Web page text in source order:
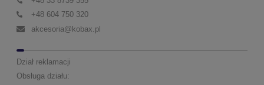
+48 604 750 320
akcesoria@kobax.pl
Dział reklamacji
Obsługa działu: